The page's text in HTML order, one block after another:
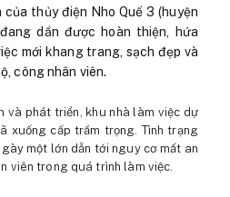
của thủy điện Nho Quế 3 (huyện
dần được hoàn thiện, hứa
mới khang trang, sạch đẹp và
công nhân viên.
và phát triển, khu nhà làm việc dự
xuống cấp trầm trọng. Tình trạng
một lớn dẫn tới nguy cơ mất an
viên trong quá trình làm việc.